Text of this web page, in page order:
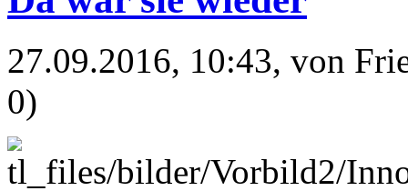
27.09.2016, 10:43, von
0)